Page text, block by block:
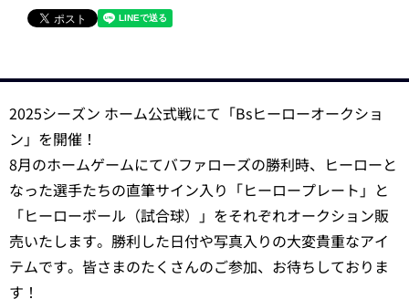
2025シーズン ホーム公式戦にて「Bsヒーローオークショ
ン」を開催！
8月のホームゲームにてバファローズの勝利時、ヒーローと
なった選手たちの直筆サイン入り「ヒーロープレート」と
「ヒーローボール（試合球）」をそれぞれオークション販
売いたします。勝利した日付や写真入りの大変貴重なアイ
テムです。皆さまのたくさんのご参加、お待ちしておりま
す！